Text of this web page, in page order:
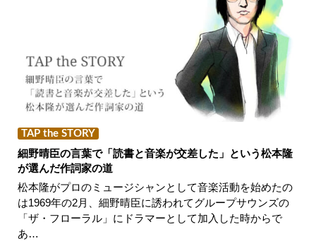
TAP the STORY
細野晴臣の言葉で「読書と音楽が交差した」という松本隆
が選んだ作詞家の道
松本隆がプロのミュージシャンとして音楽活動を始めたの
は1969年の2月、細野晴臣に誘われてグループサウンズの
「ザ・フローラル」にドラマーとして加入した時からで
あ…